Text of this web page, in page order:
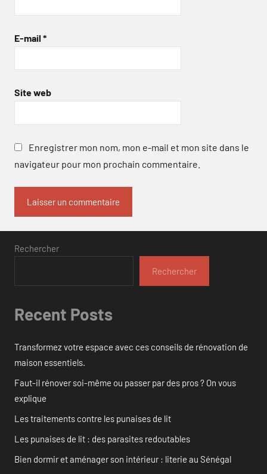
E-mail *
Site web
Enregistrer mon nom, mon e-mail et mon site dans le
navigateur pour mon prochain commentaire.
Rechercher
Rechercher
Recent Posts
Transformez votre espace avec ces conseils de rénovation de
maison essentiels.
Faut-il rénover soi-même ou passer par des pros ? On vous
explique
Les traitements contre les punaises de lit
Les punaises de lit : des parasites redoutables
Bien dormir et aménager son intérieur : literie au Sénégal